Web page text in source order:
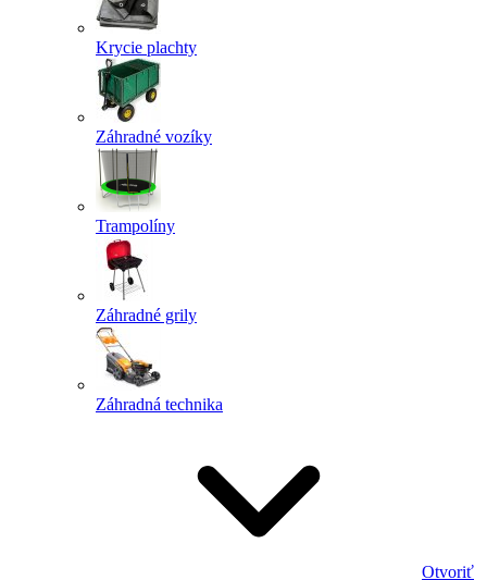
Krycie plachty
Záhradné vozíky
Trampolíny
Záhradné grily
Záhradná technika
Otvoriť